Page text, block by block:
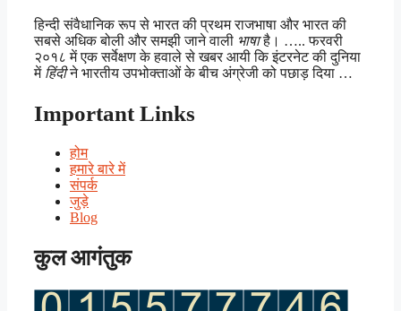
हिन्दी संवैधानिक रूप से भारत की प्रथम राजभाषा और भारत की
सबसे अधिक बोली और समझी जाने वाली भाषाहै। ….. फरवरी
२०१८ में एक सर्वेक्षण के हवाले से खबर आयी कि इंटरनेट की दुनिया
में हिंदीने भारतीय उपभोक्ताओं के बीच अंग्रेजी को पछाड़ दिया …
Important Links
होम
हमारे बारे में
संपर्क
जुड़े
Blog
कुल आगंतुक